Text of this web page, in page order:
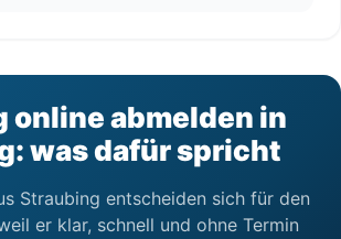
online abmelden in
was dafür spricht
Straubing entscheiden sich für den
er klar, schnell und ohne Termin